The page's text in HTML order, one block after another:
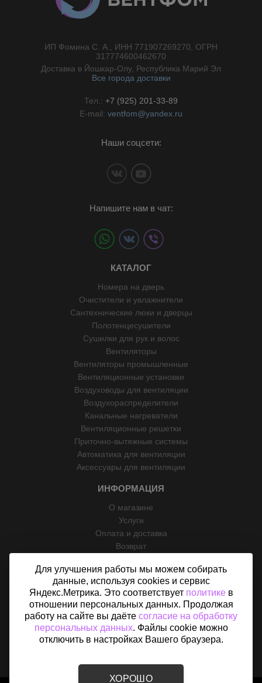
ИП Фомина С. А., ИНН 771907269270, ОГРН
317774600462670
Доставка в Йошкар-Олу, Республика Марий Эл
Все города доставки
Тел.: +7 (925) 201-33-89
E-mail: ventfom@yandex.ru
Наши соцсети:
Напишите нам в чат:
КАТАЛОГ
Номера на дверь
Очистители и увлажнители
Сантехнические люки и дверцы
Полотенцесушители
Сушилки для рук и волос
Вентиляторы
Вентиляторы промышленные
Вентиляционные установки
Воздуховоды для вентиляции
Воздухораспределители
Канальные нагреватели
Вентиляционные решетки
Приточно-вытяжные системы
Автоматика для вентиляции
Аксессуары для вентиляции
ИНФОРМАЦИЯ
О магазине
Услуги
Оплата и доставка
Возврат
Контакты
Политика конфиденциальности
Согласие на обработку персональных данных
Карта сайта
Для улучшения работы мы можем собирать
данные, используя cookies и сервис
Яндекс.Метрика. Это соответствует политикев
отношении персональных данных. Продолжая
работу на сайте вы даёте согласие на обработку
персональных данных. Файлы cookie можно
отключить в настройках Вашего браузера.
ХОРОШО